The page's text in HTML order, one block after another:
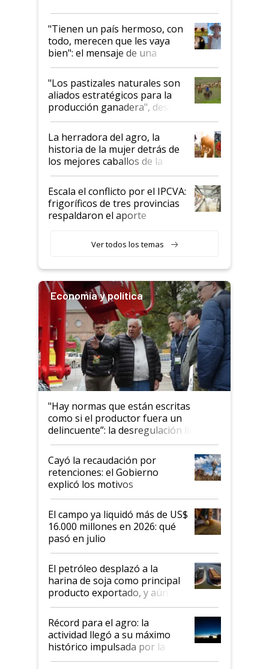
"Tienen un país hermoso, con
todo, merecen que les vaya
bien": el mensaje de una
ganadera uruguaya sobre las
oportunidades que se abren
para el agro en Argentina, con
foco en la carne
"Los pastizales naturales son
aliados estratégicos para la
producción ganadera", destaca
la iniciativa que ya reúne a 46
establecimientos en Argentina
La herradora del agro, la
historia de la mujer detrás de
los mejores caballos de la
Argentina y los mitos que
todavía hacen sufrir a estos
animales: "Mientras me
descalificaban, yo seguí
haciendo currículum"
Escala el conflicto por el IPCVA:
frigoríficos de tres provincias
respaldaron el aporte
Ver todos los temas
Economía y política
"Hay normas que están escritas
como si el productor fuera un
delincuente”: la desregulación llegó
al Congreso Aapresid y hasta se
habló del financiamiento al IPCVA
Cayó la recaudación por
retenciones: el Gobierno
explicó los motivos
El campo ya liquidó más de US$
16.000 millones en 2026: qué
pasó en julio
El petróleo desplazó a la
harina de soja como principal
producto exportado, y aún así
el agro aportó casi seis de cada
diez dólares y sostuvo el
liderazgo en un semestre
récord
Récord para el agro: la
actividad llegó a su máximo
histórico impulsada por la
cosecha y las exportaciones